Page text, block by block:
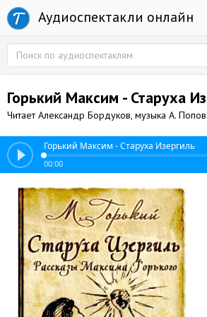
Аудиоспектакли онлайн
Горький Максим - Старуха
Читает Александр Бордуков, музыка А.
Горький Максим - Старуха Изергиль
00:00